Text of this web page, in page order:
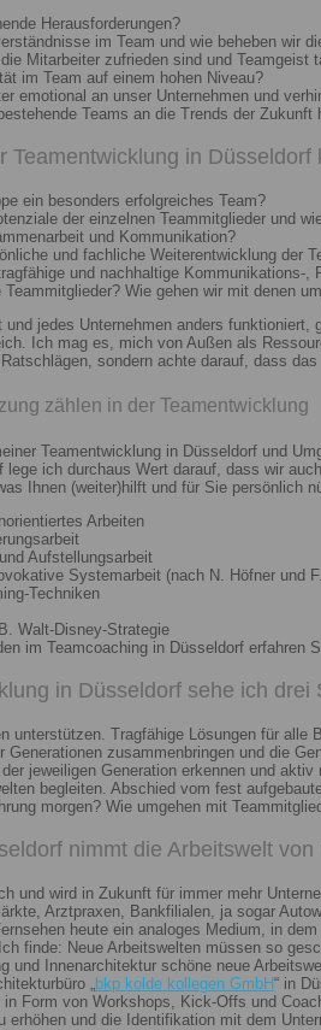
Herausforderungen?
im Team und wie beheben wir
Mitarbeiter zufrieden sind und Teamgeist
im Team auf einem hohen Niveau?
emotional an unser Unternehmen und
Teams an die Trends der
Teamentwicklung in Düsseldorf
ein besonders erfolgreiches Team?
der einzelnen Teammitglieder und
und Kommunikation?
und fachliche Weiterentwicklung der
und nachhaltige Kommunikations-,
Teammitglieder? Wie gehen wir mit denen
jedes Unternehmen anders
Ich mag es, mich von Außen als
sondern achte darauf, dass
zählen in der Teamentwicklung
Teamentwicklung in Düsseldorf und
lege ich durchaus Wert darauf, dass wir
Ihnen (weiter)hilft und für Sie persönlich
Arbeiten
Aufstellungsarbeit
Systemarbeit (nach N. Höfner und
Techniken
Walt-Disney-Strategie
im Teamcoaching in Düsseldorf erfahren
in Düsseldorf sehe ich drei
unterstützen. Tragfähige Lösungen für
Generationen zusammenbringen und die
jeweiligen Generation erkennen und aktiv
begleiten. Abschied vom fest
morgen? Wie umgehen mit
nimmt die Arbeitswelt von
und wird in Zukunft für immer mehr
Arztpraxen, Bankfilialen, ja sogar
heute ein analoges Medium, in
finde: Neue Arbeitswelten müssen so
und Innenarchitektur schöne neue
„bkp kolde kollegen GmbH“ in
in Form von Workshops, Kick-Offs und
erhöhen und die Identifikation mit dem